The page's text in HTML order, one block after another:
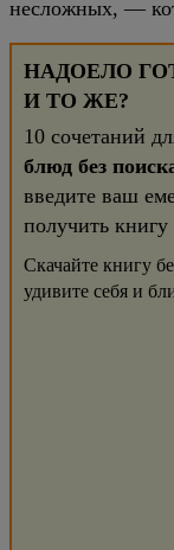
несложных, —
НАДОЕЛО
И ТО ЖЕ?
10 сочетаний
блюд без
введите ваш
получить книгу
Скачайте книгу
удивите себя и